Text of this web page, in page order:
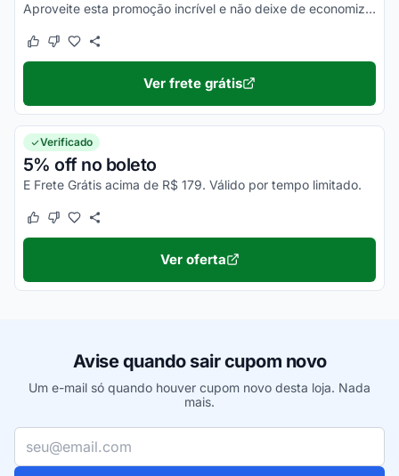
Aproveite esta promoção incrível e não deixe de economizar nas suas compras online ainda hoje da melhor maneira possível!
Este cupom funcionou
Este cupom não funcionou
Ver frete grátis
Verificado
5% off no boleto
E Frete Grátis acima de R$ 179. Válido por tempo limitado.
Este cupom funcionou
Este cupom não funcionou
Ver oferta
Avise quando sair cupom novo
Um e-mail só quando houver cupom novo desta loja. Nada
mais.
Seu e-mail